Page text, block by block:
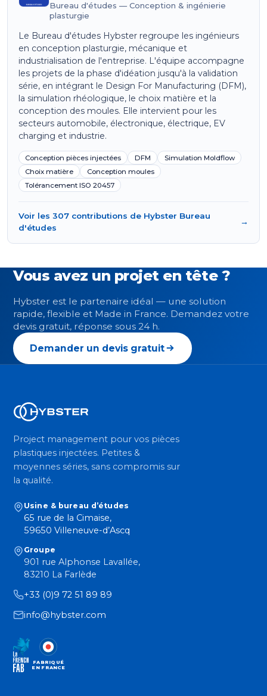
Bureau d'études — Conception & ingénierie
plasturgie
Le Bureau d'études Hybster regroupe les ingénieurs
en conception plasturgie, mécanique et
industrialisation de l'entreprise. L'équipe accompagne
les projets de la phase d'idéation jusqu'à la validation
série, en intégrant le Design For Manufacturing (DFM),
la simulation rhéologique, le choix matière et la
conception des moules. Elle intervient pour les
secteurs automobile, électronique, électrique, EV
charging et industrie.
Conception pièces injectées DFM
Simulation Moldflow
Choix matière
Conception moules
Tolérancement ISO 20457
Voir les 307 contributions de Hybster Bureau
d'études
→
Vous avez un projet en tête ?
Hybster est le partenaire idéal — une solution
rapide, flexible et Made in France. Demandez votre
devis gratuit, réponse sous 24 h.
Demander un devis gratuit
Project management pour vos pièces
plastiques injectées. Petites &
moyennes séries, sans compromis sur
la qualité.
Usine & bureau d’études
65 rue de la Cimaise,
59650 Villeneuve-d’Ascq
Groupe
901 rue Alphonse Lavallée,
83210 La Farlède
+33 (0)9 72 51 89 89
info@hybster.com
FABRIQUÉ
EN FRANCE